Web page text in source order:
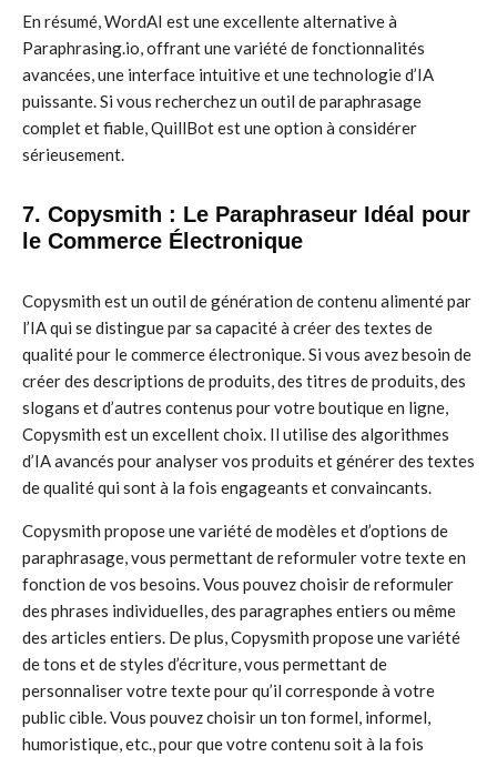
En résumé, WordAI est une excellente alternative à
Paraphrasing.io, offrant une variété de fonctionnalités
avancées, une interface intuitive et une technologie d’IA
puissante. Si vous recherchez un outil de paraphrasage
complet et fiable, QuillBot est une option à considérer
sérieusement.
7. Copysmith : Le Paraphraseur Idéal pour
le Commerce Électronique
Copysmith est un outil de génération de contenu alimenté par
l’IA qui se distingue par sa capacité à créer des textes de
qualité pour le commerce électronique. Si vous avez besoin de
créer des descriptions de produits, des titres de produits, des
slogans et d’autres contenus pour votre boutique en ligne,
Copysmith est un excellent choix. Il utilise des algorithmes
d’IA avancés pour analyser vos produits et générer des textes
de qualité qui sont à la fois engageants et convaincants.
Copysmith propose une variété de modèles et d’options de
paraphrasage, vous permettant de reformuler votre texte en
fonction de vos besoins. Vous pouvez choisir de reformuler
des phrases individuelles, des paragraphes entiers ou même
des articles entiers. De plus, Copysmith propose une variété
de tons et de styles d’écriture, vous permettant de
personnaliser votre texte pour qu’il corresponde à votre
public cible. Vous pouvez choisir un ton formel, informel,
humoristique, etc., pour que votre contenu soit à la fois